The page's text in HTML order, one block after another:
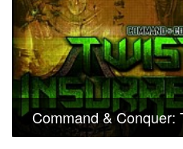
Command & Conquer: